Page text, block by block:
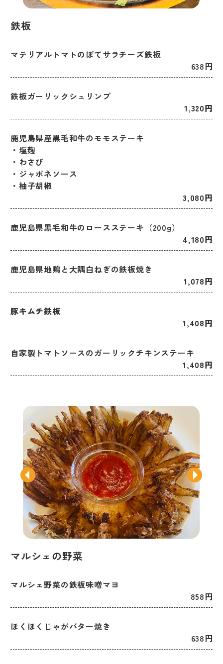
鉄板
マテリアルトマトのぽてサラチーズ鉄板
638円
鉄板ガーリックシュリンプ
1,320円
鹿児島県産黒毛和牛のモモステーキ
​​​​​​​・塩麹
・わさび
・ジャポネソース
・柚子胡椒
3,080円
鹿児島県黒毛和牛のロースステーキ（200g）
4,180円
鹿児島県地鶏と大隅白ねぎの鉄板焼き
1,078円
豚キムチ鉄板
1,408円
自家製トマトソースのガーリックチキンステーキ
1,408円
マルシェの野菜
マルシェ野菜の鉄板味噌マヨ
858円
ほくほくじゃがバター焼き
638円